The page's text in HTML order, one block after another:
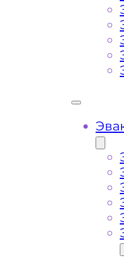
передач
Сложная